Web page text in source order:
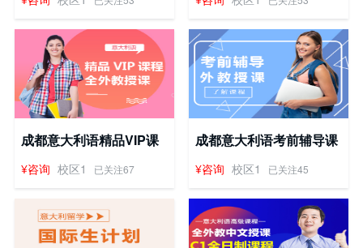
成都意大利语精品VIP课
程
¥咨询 校区1 已关注67
成都意大利语考前辅导课
程
¥咨询 校区1 已关注45